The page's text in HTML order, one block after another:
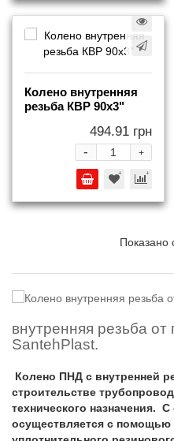
Колено внутренняя
резьба КВР 90x3"
494.91 грн
+
-
Показано
внутренняя резьба от
SantehPlast.
Колено ПНД с внутренней
строительстве
технического назначения.
осуществляется с помощью